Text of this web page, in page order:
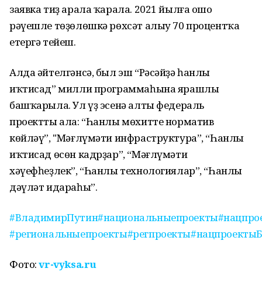
заявка тиҙ арала ҡарала. 2021 йылға ошо
рәүешле төҙөлөшкә рөхсәт алыу 70 процентҡа
етергә тейеш.
Алда әйтелгәнсә, был эш “Рәсәйҙә һанлы
иҡтисад” милли программаһына ярашлы
башҡарыла. Ул үҙ эсенә алты федераль
проектты ала: “Һанлы мөхитте норматив
көйләү”, "Мәғлүмәти инфраструктура”, “Һанлы
иҡтисад өсөн кадрҙар”, “Мәғлүмәти
хәүефһеҙлек”, “Һанлы технологиялар”, “Һанлы
дәүләт идараһы”.
#ВладимирПутин#национальныепроекты
#региональныепроекты#регпроекты
Фото:vr-vyksa.ru